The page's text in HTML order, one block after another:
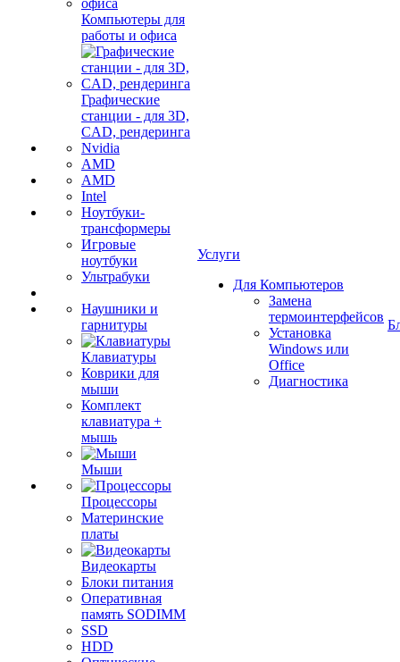
Компьютеры для
работы и офиса
Графические
станции - для 3D,
CAD, рендеринга
Nvidia
AMD
AMD
Intel
Ноутбуки-
трансформеры
Игровые
ноутбуки
Ультрабуки
Наушники и
гарнитуры
Клавиатуры
Коврики для
мыши
Комплект
клавиатура +
мышь
Мыши
Процессоры
Материнские
платы
Видеокарты
Блоки питания
Оперативная
память SODIMM
SSD
HDD
Услуги
Для Компьютеров
Замена
термоинтерфейсов
Установка
Windows или
Office
Диагностика